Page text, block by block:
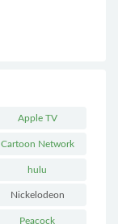
Apple TV
Cartoon Network
hulu
Nickelodeon
Peacock